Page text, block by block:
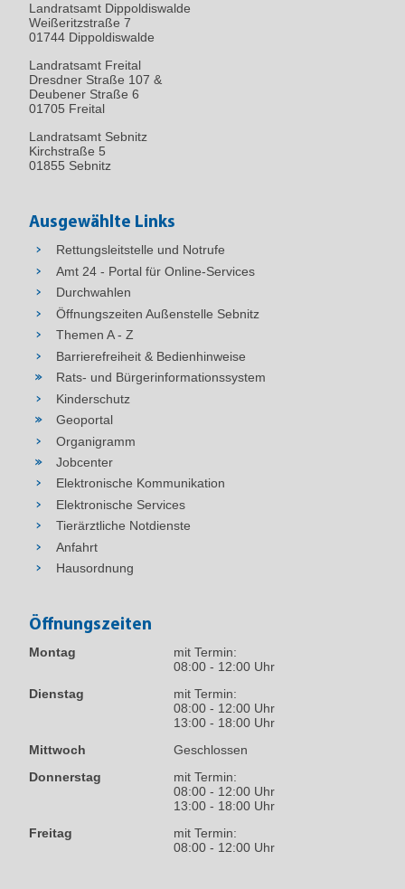
Landratsamt Dippoldiswalde
Weißeritzstraße 7
01744 Dippoldiswalde
Landratsamt Freital
Dresdner Straße 107 &
Deubener Straße 6
01705 Freital
Landratsamt Sebnitz
Kirchstraße 5
01855 Sebnitz
Ausgewählte Links
Rettungsleitstelle und Notrufe
Amt 24 - Portal für Online-Services
Durchwahlen
Öffnungszeiten Außenstelle Sebnitz
Themen A - Z
Barrierefreiheit & Bedienhinweise
Rats- und Bürgerinformationssystem
Kinderschutz
Geoportal
Organigramm
Jobcenter
Elektronische Kommunikation
Elektronische Services
Tierärztliche Notdienste
Anfahrt
Hausordnung
Öffnungszeiten
Montag
mit Termin:
08:00 - 12:00 Uhr
Dienstag
mit Termin:
08:00 - 12:00 Uhr
13:00 - 18:00 Uhr
Mittwoch
Geschlossen
Donnerstag
mit Termin:
08:00 - 12:00 Uhr
13:00 - 18:00 Uhr
Freitag
mit Termin:
08:00 - 12:00 Uhr